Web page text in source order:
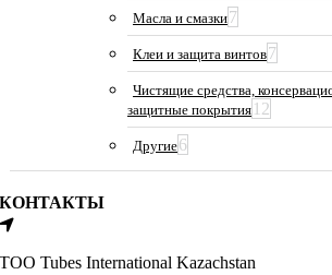
Масла и смазки7
Клеи и защита винтов7
Чистящие средства,
защитные покрытия 12
Другие6
КОНТАКТЫ
ТОО Tubes International Kazachstan